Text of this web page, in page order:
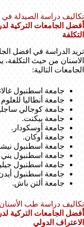
تكاليف دراسة الصيدلة في
أفضل الجامعات التركية
التكلفة
تريد الدراسة في افضل
الاسنان من حيث
الجامعات التالية:
جامعة اسطنبول
جامعة أنطاليا
جامعة كوجالي
جامعة بيكنت.
جامعة أوسكودار.
جامعة أوكان.
جامعة اسطنبول
جامعة اسطنبول يني
جامعة اسطنبول
جامعة اسطنبول
جامعة ألتن باش.
تكاليف دراسة طب
أفضل الجامعات التركية
الاعتراف الدولي